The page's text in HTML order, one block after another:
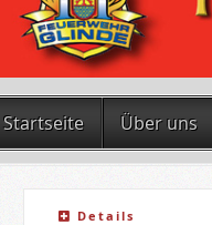
Startseite Über uns
Details